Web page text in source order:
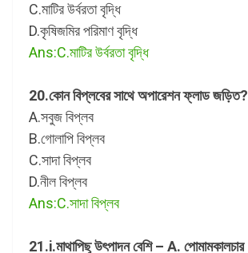
C.মাটির উর্বরতা বৃদ্ধি
D.কৃষিজমির পরিমাণ বৃদ্ধি
Ans:C.মাটির উর্বরতা বৃদ্ধি
20.কোন বিপ্লবের সাথে অপারেশন ফ্লাড জড়িত?
A.সবুজ বিপ্লব
B.গোলাপি বিপ্লব
C.সাদা বিপ্লব
D.নীল বিপ্লব
Ans:C.সাদা বিপ্লব
21.i.মাথাপিছু উৎপাদন বেশি – A. পোমামকালচার